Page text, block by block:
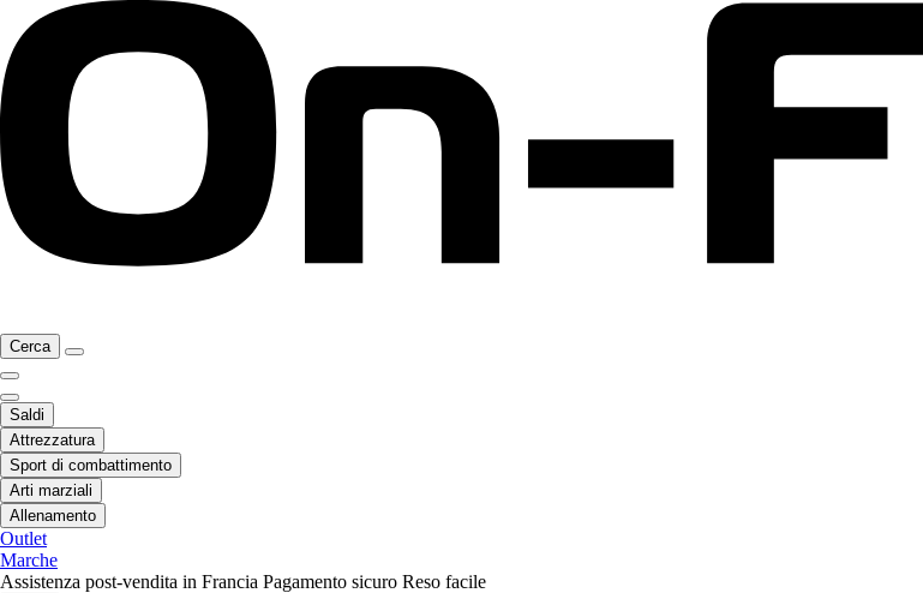
Cerca
Saldi
Attrezzatura
Sport di combattimento
Arti marziali
Allenamento
Outlet
Marche
Assistenza post-vendita in Francia Pagamento sicuro Reso facile